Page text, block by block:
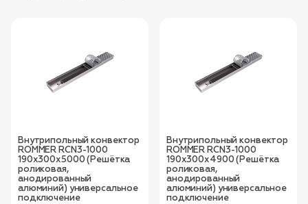
Внутрипольный конвектор
ROMMER RCN3-1000
190х300х5000 (Решётка
роликовая,
анодированный
алюминий) универсальное
подключение
Внутрипольный конвектор
ROMMER RCN3-1000
190х300х4900 (Решётка
роликовая,
анодированный
алюминий) универсальное
подключение